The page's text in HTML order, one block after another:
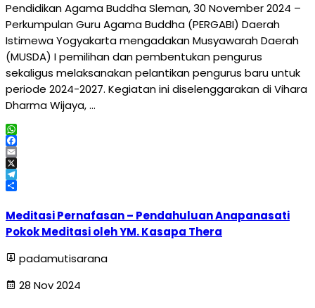
Pendidikan Agama Buddha Sleman, 30 November 2024 –
Perkumpulan Guru Agama Buddha (PERGABI) Daerah
Istimewa Yogyakarta mengadakan Musyawarah Daerah
(MUSDA) I pemilihan dan pembentukan pengurus
sekaligus melaksanakan pelantikan pengurus baru untuk
periode 2024-2027. Kegiatan ini diselenggarakan di Vihara
Dharma Wijaya, …
WhatsApp
Facebook
Email
X
Telegram
Meditasi Pernafasan – Pendahuluan Anapanasati
Pokok Meditasi oleh YM. Kasapa Thera
padamutisarana
28 Nov 2024